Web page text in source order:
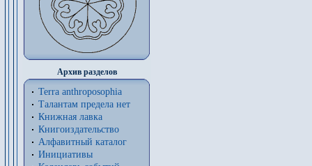
Архив разделов
Terra anthroposophia
Талантам предела нет
Книжная лавка
Книгоиздательство
Алфавитный каталог
Инициативы